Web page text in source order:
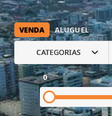
VENDA ALUGUEL
CATEGORIAS
0